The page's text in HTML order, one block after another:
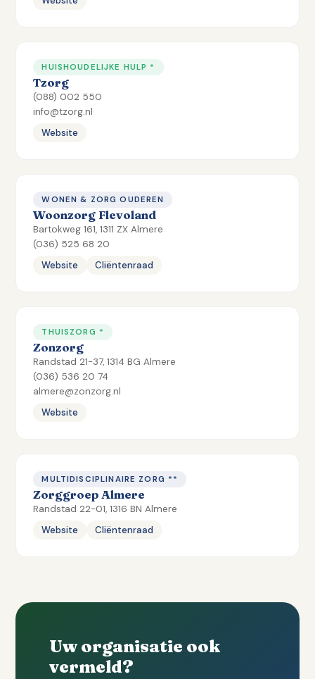
HUISHOUDELIJKE HULP *
Tzorg
(088) 002 550
info@tzorg.nl
Website
WONEN & ZORG OUDEREN
Woonzorg Flevoland
Bartokweg 161, 1311 ZX Almere
(036) 525 68 20
Website
Cliëntenraad
THUISZORG *
Zonzorg
Randstad 21-37, 1314 BG Almere
(036) 536 20 74
almere@zonzorg.nl
Website
MULTIDISCIPLINAIRE ZORG **
Zorggroep Almere
Randstad 22-01, 1316 BN Almere
Website
Cliëntenraad
Uw organisatie ook
vermeld?